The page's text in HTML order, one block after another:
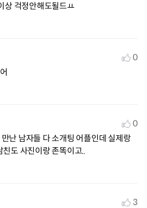
상 걱정안해도될드ㅛ
0
0
난 남자들 다 소개팅 어플인데 실제랑
도 사진이랑 존똑이고..
3